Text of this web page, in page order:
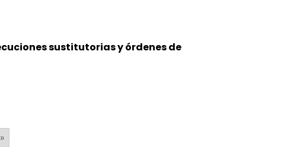
sustitutorias y órdenes de
»